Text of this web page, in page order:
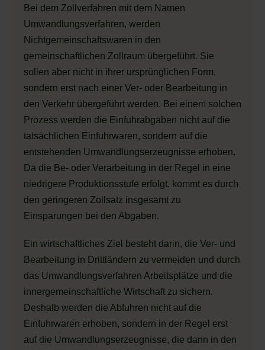
Bei dem Zollverfahren mit dem Namen
Umwandlungsverfahren, werden
Nichtgemeinschaftswaren in den
gemeinschaftlichen Zollraum übergeführt. Sie
sollen aber nicht in ihrer ursprünglichen Form,
sondern erst nach einer Ver- oder Bearbeitung in
den Verkehr übergeführt werden. Bei einem solchen
Prozess werden die Einfuhrabgaben nicht auf die
tatsächlichen Einfuhrwaren, sondern auf die
entstehenden Umwandlungserzeugnisse erhoben.
Da die Be- oder Verarbeitung in der Regel in eine
niedrigere Produktionsstufe erfolgt, kommt es durch
den geringeren Zollsatz insgesamt zu
Einsparungen bei den Abgaben.
Ein wirtschaftliches Ziel besteht darin, die Ver- und
Bearbeitung in Drittländern zu vermeiden und durch
das Umwandlungsverfahren Arbeitsplätze und die
innergemeinschaftliche Wirtschaft zu sichern.
Deshalb werden die Abfuhren nicht auf die
Einfuhrwaren erhoben, sondern in der Regel erst
auf die Umwandlungserzeugnisse, die dann in den